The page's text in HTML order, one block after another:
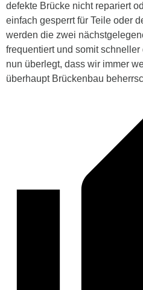
defekte Brücke nicht repariert
einfach gesperrt für Teile oder
werden die zwei
frequentiert und somit
nun überlegt, dass wir immer
überhaupt Brückenbau